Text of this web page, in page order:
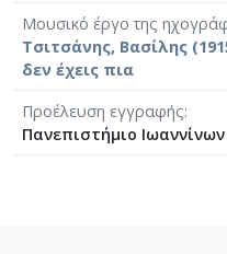
Μουσικό έργο της
Τσιτσάνης, Βασίλης
δεν έχεις πια
Προέλευση εγγραφής
Πανεπιστήμιο Ιωαννίνων